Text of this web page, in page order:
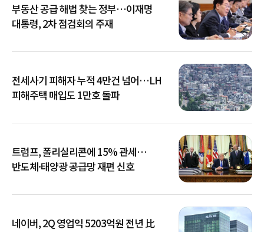
부동산 공급 해법 찾는 정부…이재명
대통령, 2차 점검회의 주재
전세사기 피해자 누적 4만건 넘어…LH
피해주택 매입도 1만호 돌파
트럼프, 폴리실리콘에 15% 관세…
반도체·태양광 공급망 재편 신호
네이버, 2Q 영업익 5203억원 전년 比